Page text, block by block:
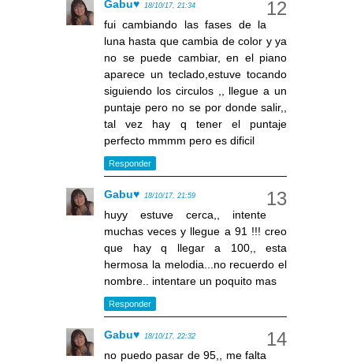
Gabu♥ 18/10/17, 21:34
fui cambiando las fases de la
luna hasta que cambia de color y ya
no se puede cambiar, en el piano
aparece un teclado,estuve tocando
siguiendo los circulos ,, llegue a un
puntaje pero no se por donde salir,,
tal vez hay q tener el puntaje
perfecto mmmm pero es dificil
Responder
Gabu♥ 18/10/17, 21:59
huyy estuve cerca,, intente
muchas veces y llegue a 91 !!! creo
que hay q llegar a 100,, esta
hermosa la melodia...no recuerdo el
nombre.. intentare un poquito mas
Responder
Gabu♥ 18/10/17, 22:32
no puedo pasar de 95,, me falta